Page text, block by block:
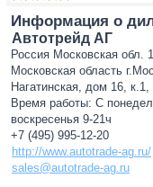
Информация о
Автотрейд АГ
Россия Московская обл.
Московская область
Нагатинская, дом 16, к.1,
Время работы: С
воскресенья 9-21ч
+7 (495) 995-12-20
http://www.autotrade-ag.ru/
sales@autotrade-ag.ru